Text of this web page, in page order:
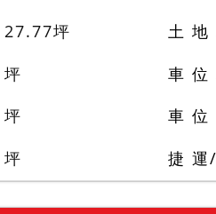
27.77坪
坪
坪
坪
土 地
車 位
車 位
捷 運